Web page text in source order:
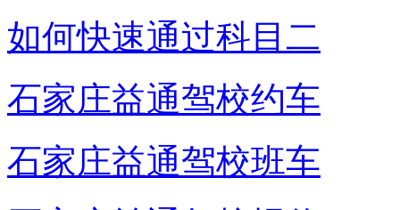
如何快速通过科目二
石家庄益通驾校约车
石家庄益通驾校班车